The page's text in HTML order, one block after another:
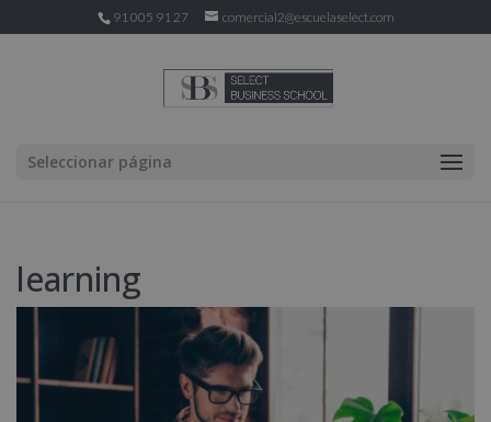
91 005 91 27 comercial2@escuelaselect.com
Seleccionar página
learning